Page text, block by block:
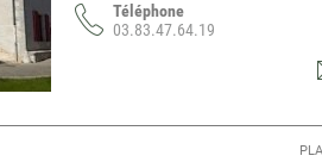
Téléphone
03.83.47.64.19